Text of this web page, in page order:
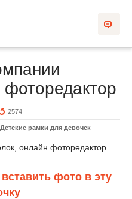
фоторедактор
2574
Детские рамки для девочек
онлайн фоторедактор
фото в эту